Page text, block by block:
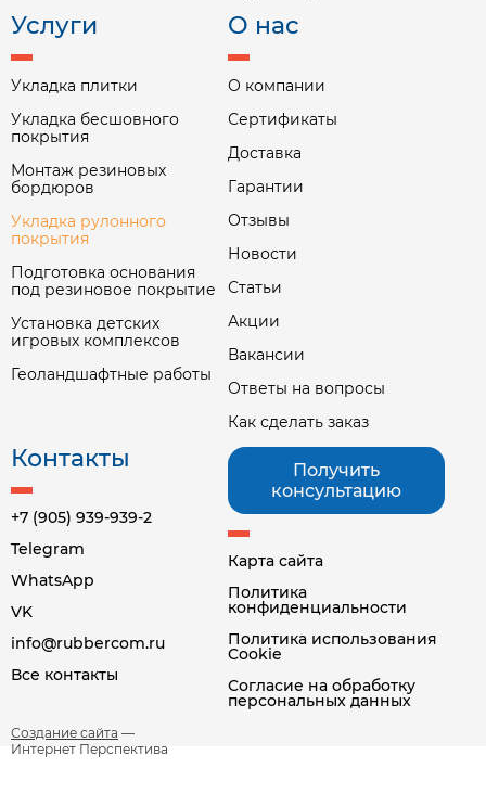
Услуги
Укладка плитки
Укладка бесшовного
покрытия
Монтаж резиновых
бордюров
Укладка рулонного
покрытия
Подготовка основания
под резиновое покрытие
Установка детских
игровых комплексов
Геоландшафтные работы
О нас
О компании
Сертификаты
Доставка
Гарантии
Отзывы
Новости
Статьи
Акции
Вакансии
Ответы на вопросы
Как сделать заказ
Контакты
+7 (905) 939-939-2
Telegram
WhatsApp
VK
info@rubbercom.ru
Все контакты
Получить
консультацию
Карта сайта
Политика
конфиденциальности
Политика использования
Cookie
Согласие на обработку
персональных данных
Создание сайта —
Интернет Перспектива